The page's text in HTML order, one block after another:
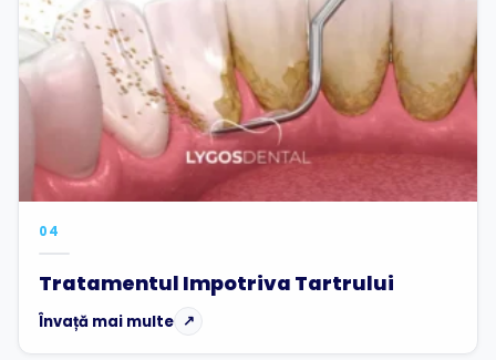
04
Tratamentul Impotriva Tartrului
Învață mai multe ↗